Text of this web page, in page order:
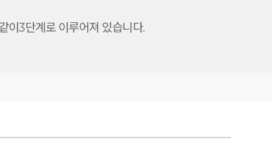
이3단계로 이루어져 있습니다.